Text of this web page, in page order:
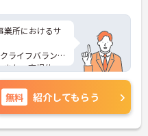
業所におけるサ
ライフバランス
また、育児休
があり、ライフ
境です。
ントなど、さら
ご相談くださ
無料 紹介してもらう